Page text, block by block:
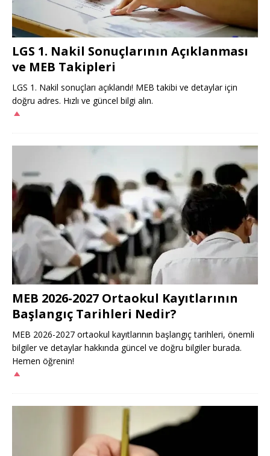
LGS 1. Nakil Sonuçlarının Açıklanması
ve MEB Takipleri
LGS 1. Nakil sonuçları açıklandı! MEB takibi ve detaylar için
doğru adres. Hızlı ve güncel bilgi alın.
MEB 2026-2027 Ortaokul Kayıtlarının
Başlangıç Tarihleri Nedir?
MEB 2026-2027 ortaokul kayıtlarının başlangıç tarihleri, önemli
bilgiler ve detaylar hakkında güncel ve doğru bilgiler burada.
Hemen öğrenin!